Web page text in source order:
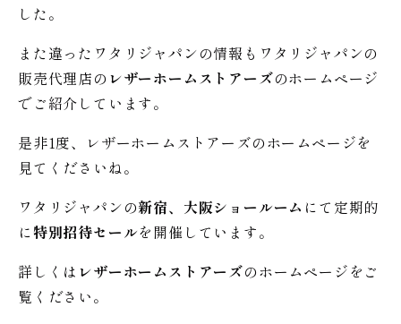
した。
また違ったワタリジャパンの情報もワタリジャパンの
販売代理店の レザーホームストアーズのホームページ
でご紹介しています。
是非1度、レザーホームストアーズのホームページを
見てくださいね。
ワタリジャパンの新宿、大阪ショールーム にて定期的
に特別招待セールを開催しています。
詳しくは レザーホームストアーズのホームページをご
覧ください。